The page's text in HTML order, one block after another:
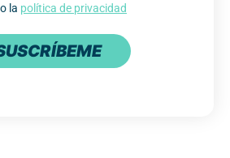
la política de privacidad